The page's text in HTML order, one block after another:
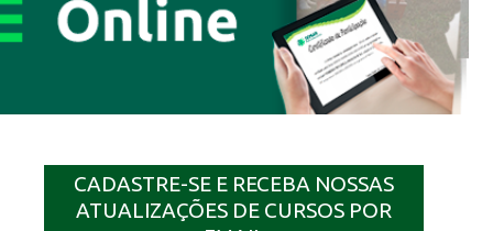
CADASTRE-SE E RECEBA NOSSAS
ATUALIZAÇÕES DE CURSOS POR